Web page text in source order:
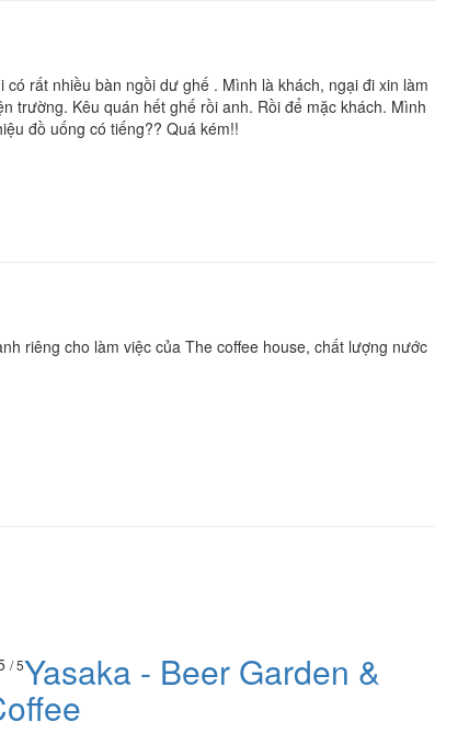
rất nhiều bàn ngồi dư ghế . Mình là khách, ngại đi xin làm
trường. Kêu quán hết ghế rồi anh. Rồi để mặc khách. Mình
đồ uống có tiếng?? Quá kém!!
riêng cho làm việc của The coffee house, chất lượng nước
/ 5Yasaka - Beer Garden &